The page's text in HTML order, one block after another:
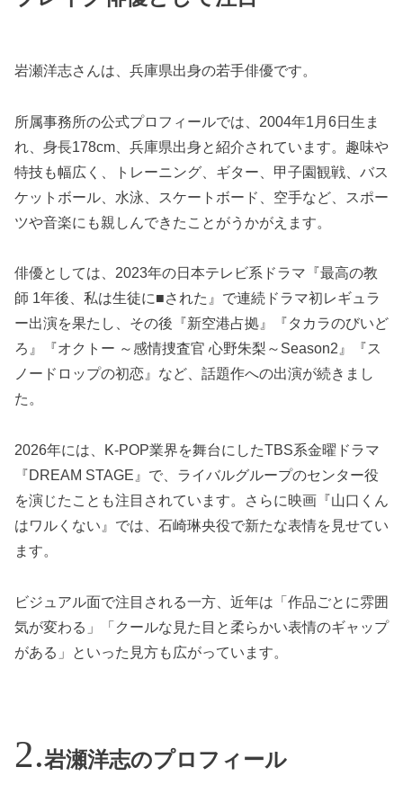
岩瀬洋志さんは、兵庫県出身の若手俳優です。
所属事務所の公式プロフィールでは、2004年1月6日生ま
れ、身長178cm、兵庫県出身と紹介されています。趣味や
特技も幅広く、トレーニング、ギター、甲子園観戦、バス
ケットボール、水泳、スケートボード、空手など、スポー
ツや音楽にも親しんできたことがうかがえます。
俳優としては、2023年の日本テレビ系ドラマ『最高の教
師 1年後、私は生徒に■された』で連続ドラマ初レギュラ
ー出演を果たし、その後『新空港占拠』『タカラのびいど
ろ』『オクトー ～感情捜査官 心野朱梨～Season2』『ス
ノードロップの初恋』など、話題作への出演が続きまし
た。
2026年には、K-POP業界を舞台にしたTBS系金曜ドラマ
『DREAM STAGE』で、ライバルグループのセンター役
を演じたことも注目されています。さらに映画『山口くん
はワルくない』では、石崎琳央役で新たな表情を見せてい
ます。
ビジュアル面で注目される一方、近年は「作品ごとに雰囲
気が変わる」「クールな見た目と柔らかい表情のギャップ
がある」といった見方も広がっています。
岩瀬洋志のプロフィール